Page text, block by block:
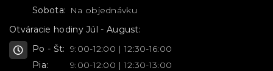
Sobota: Na objednávku
Otváracie hodiny Júl - August:
Po - Št: 9:00-12:00 | 12:30-16:00
Pia:
9:00-12:00 | 12:30-13:00